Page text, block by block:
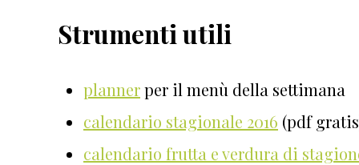
Strumenti utili
plannerper il menù della settimana
calendario stagionale 2016 (pdf
calendario frutta e verdura di